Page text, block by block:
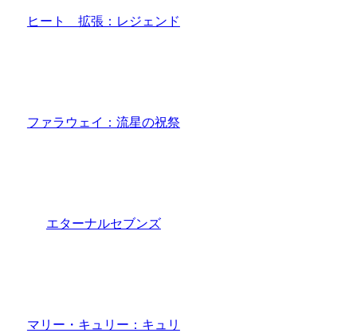
ヒート 拡張：レジェンド
ファラウェイ：流星の祝祭
エターナルセブンズ
マリー・キュリー：キュリ